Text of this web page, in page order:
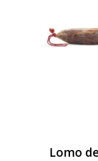
Lomo